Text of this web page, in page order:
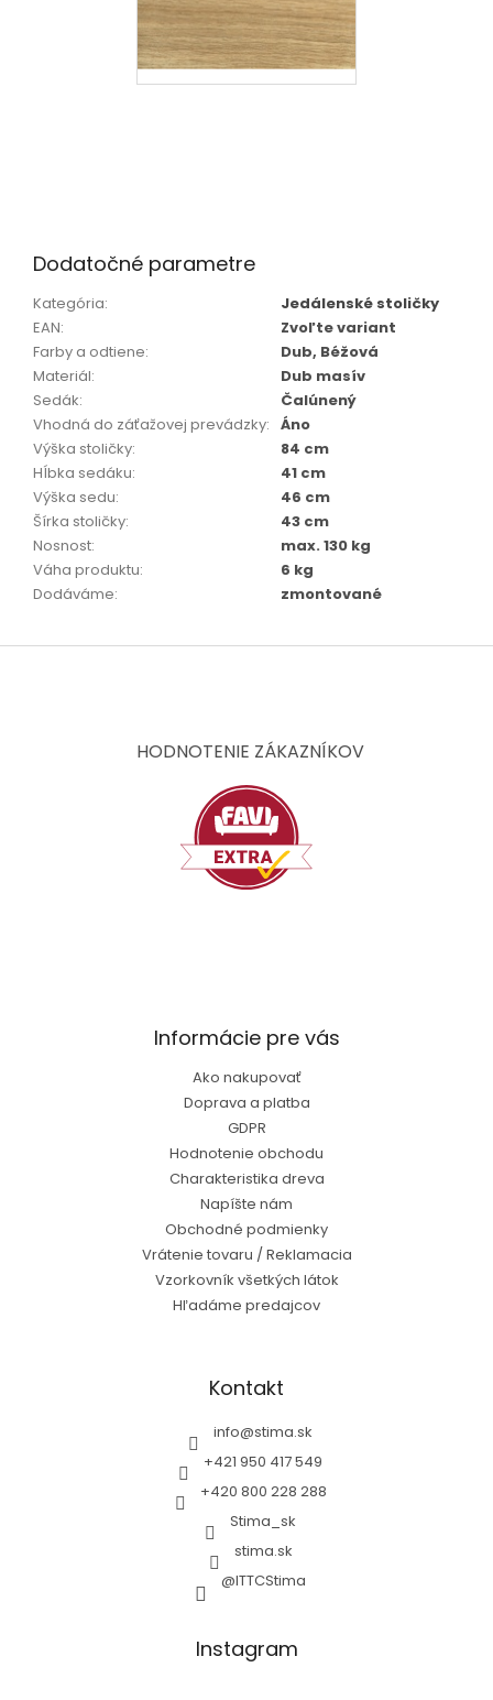
Dodatočné parametre
Kategória:
Jedálenské stoličky
EAN:
Zvoľte variant
Farby a odtiene:
Dub, Béžová
Materiál:
Dub masív
Sedák:
Čalúnený
Vhodná do záťažovej prevádzky: Áno
Výška stoličky:
84 cm
Hĺbka sedáku:
41 cm
Výška sedu:
46 cm
Šírka stoličky:
43 cm
Nosnost:
max. 130 kg
Váha produktu:
6 kg
Dodáváme: zmontované
Z
HODNOTENIE ZÁKAZNÍKOV
Informácie pre vás
Ako nakupovať
Doprava a platba
GDPR
Hodnotenie obchodu
Charakteristika dreva
Napíšte nám
Obchodné podmienky
Vrátenie tovaru / Reklamacia
Vzorkovník všetkých látok
Hľadáme predajcov
Kontakt
info@stima.sk
+421 950 417 549
+420 800 228 288
Stima_sk
stima.sk
@ITTCStima
Instagram